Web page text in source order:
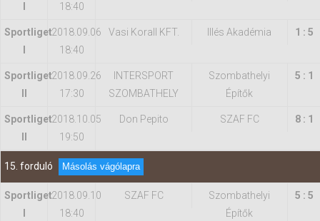
18:40
Sportliget2018.09.06
18:40
Vasi Korall KFT. Illés Akadémia 1 : 5
Sportliget2018.09.26
17:30
INTERSPORT
SZOMBATHELY
Szombathelyi
Építők
5 : 1
Sportliget2018.10.05
19:50
Don Pepito SZAF FC 8 : 1
15. forduló Másolás vágólapra
Sportliget2018.09.10
18:40
SZAF FC
Szombathelyi
Építők
5 : 5